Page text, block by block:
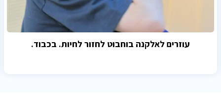
עוזרים לאלקנה בוחבוט לחזור לחיות. בכבוד.